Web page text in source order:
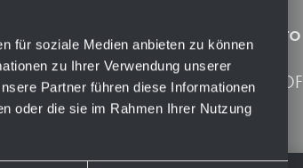
für soziale Medien anbieten zu können
zu Ihrer Verwendung unserer
Partner führen diese Informationen
oder die sie im Rahmen Ihrer Nutzung
Scaricamento
768656_IT.PDF